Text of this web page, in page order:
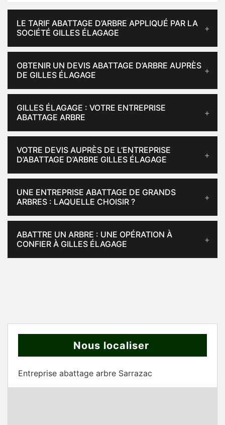
LE TARIF ABATTAGE D’ARBRE APPLIQUÉ PAR LA
SOCIÉTÉ GILLES ÉLAGAGE
OBTENIR UN DEVIS ABATTAGE D’ARBRE AUPRÈS
DE GILLES ÉLAGAGE
GILLES ÉLAGAGE : VOTRE ENTREPRISE
ABATTAGE ARBRE
VOTRE DEVIS AUPRÈS DE L’ENTREPRISE
D’ABATTAGE D’ARBRE GILLES ÉLAGAGE
UNE ENTREPRISE ABATTAGE DE GRANDS
ARBRES : LAQUELLE CHOISIR ?
ABATTRE UN ARBRE : UNE OPÉRATION À
CONFIER À GILLES ÉLAGAGE
Nous localiser
Entreprise abattage arbre Sarrazac